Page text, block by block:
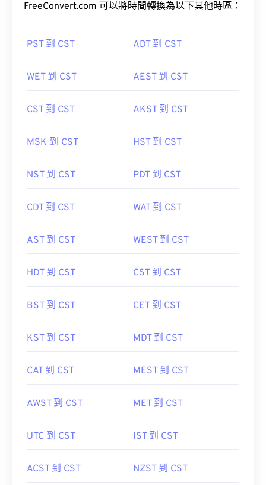
FreeConvert.com 可以將時間轉換為以下其他時區：
PST 到 CST ADT 到 CST
WET 到 CST AEST 到 CST
CST 到 CST AKST 到 CST
MSK 到 CST HST 到 CST
NST 到 CST PDT 到 CST
CDT 到 CST WAT 到 CST
AST 到 CST WEST 到 CST
HDT 到 CST CST 到 CST
BST 到 CST CET 到 CST
KST 到 CST MDT 到 CST
CAT 到 CST MEST 到 CST
AWST 到 CST MET 到 CST
UTC 到 CST IST 到 CST
ACST 到 CST NZST 到 CST